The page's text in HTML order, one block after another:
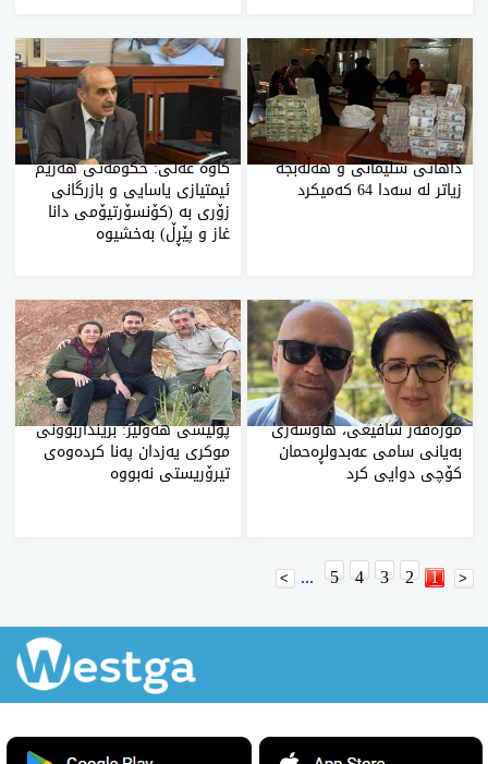
داهاتی سلێمانی و هه‌ڵه‌بجه‌
زیاتر له‌ سه‌دا 64 كه‌میكرد
كاوه‌ عه‌لی‌: حكومه‌تی‌ هه‌رێم
ئیمتیازی یاسایی و بازرگانی
زۆری به‌ (كۆنسۆرتیۆمی دانا
غاز و پێڕڵ) به‌خشیوه‌
موزه‌فه‌ر شافیعی، هاوسه‌ری
به‌یانی سامی عه‌بدولڕه‌حمان
كۆچی‌ دوایی كرد
پۆلیسی هەولێر: برینداربوونی
موکری یەزدان پەنا کردەوەی
تیرۆریستی نەبووە
1
2
3
4
5
...